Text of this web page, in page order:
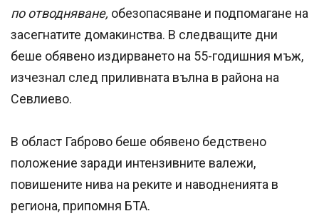
по отводняване, обезопасяване и подпомагане на
засегнатите домакинства. В следващите дни
беше обявено издирването на 55-годишния мъж,
изчезнал след приливната вълна в района на
Севлиево.
В област Габрово беше обявено бедствено
положение заради интензивните валежи,
повишените нива на реките и наводненията в
региона, припомня БТА.